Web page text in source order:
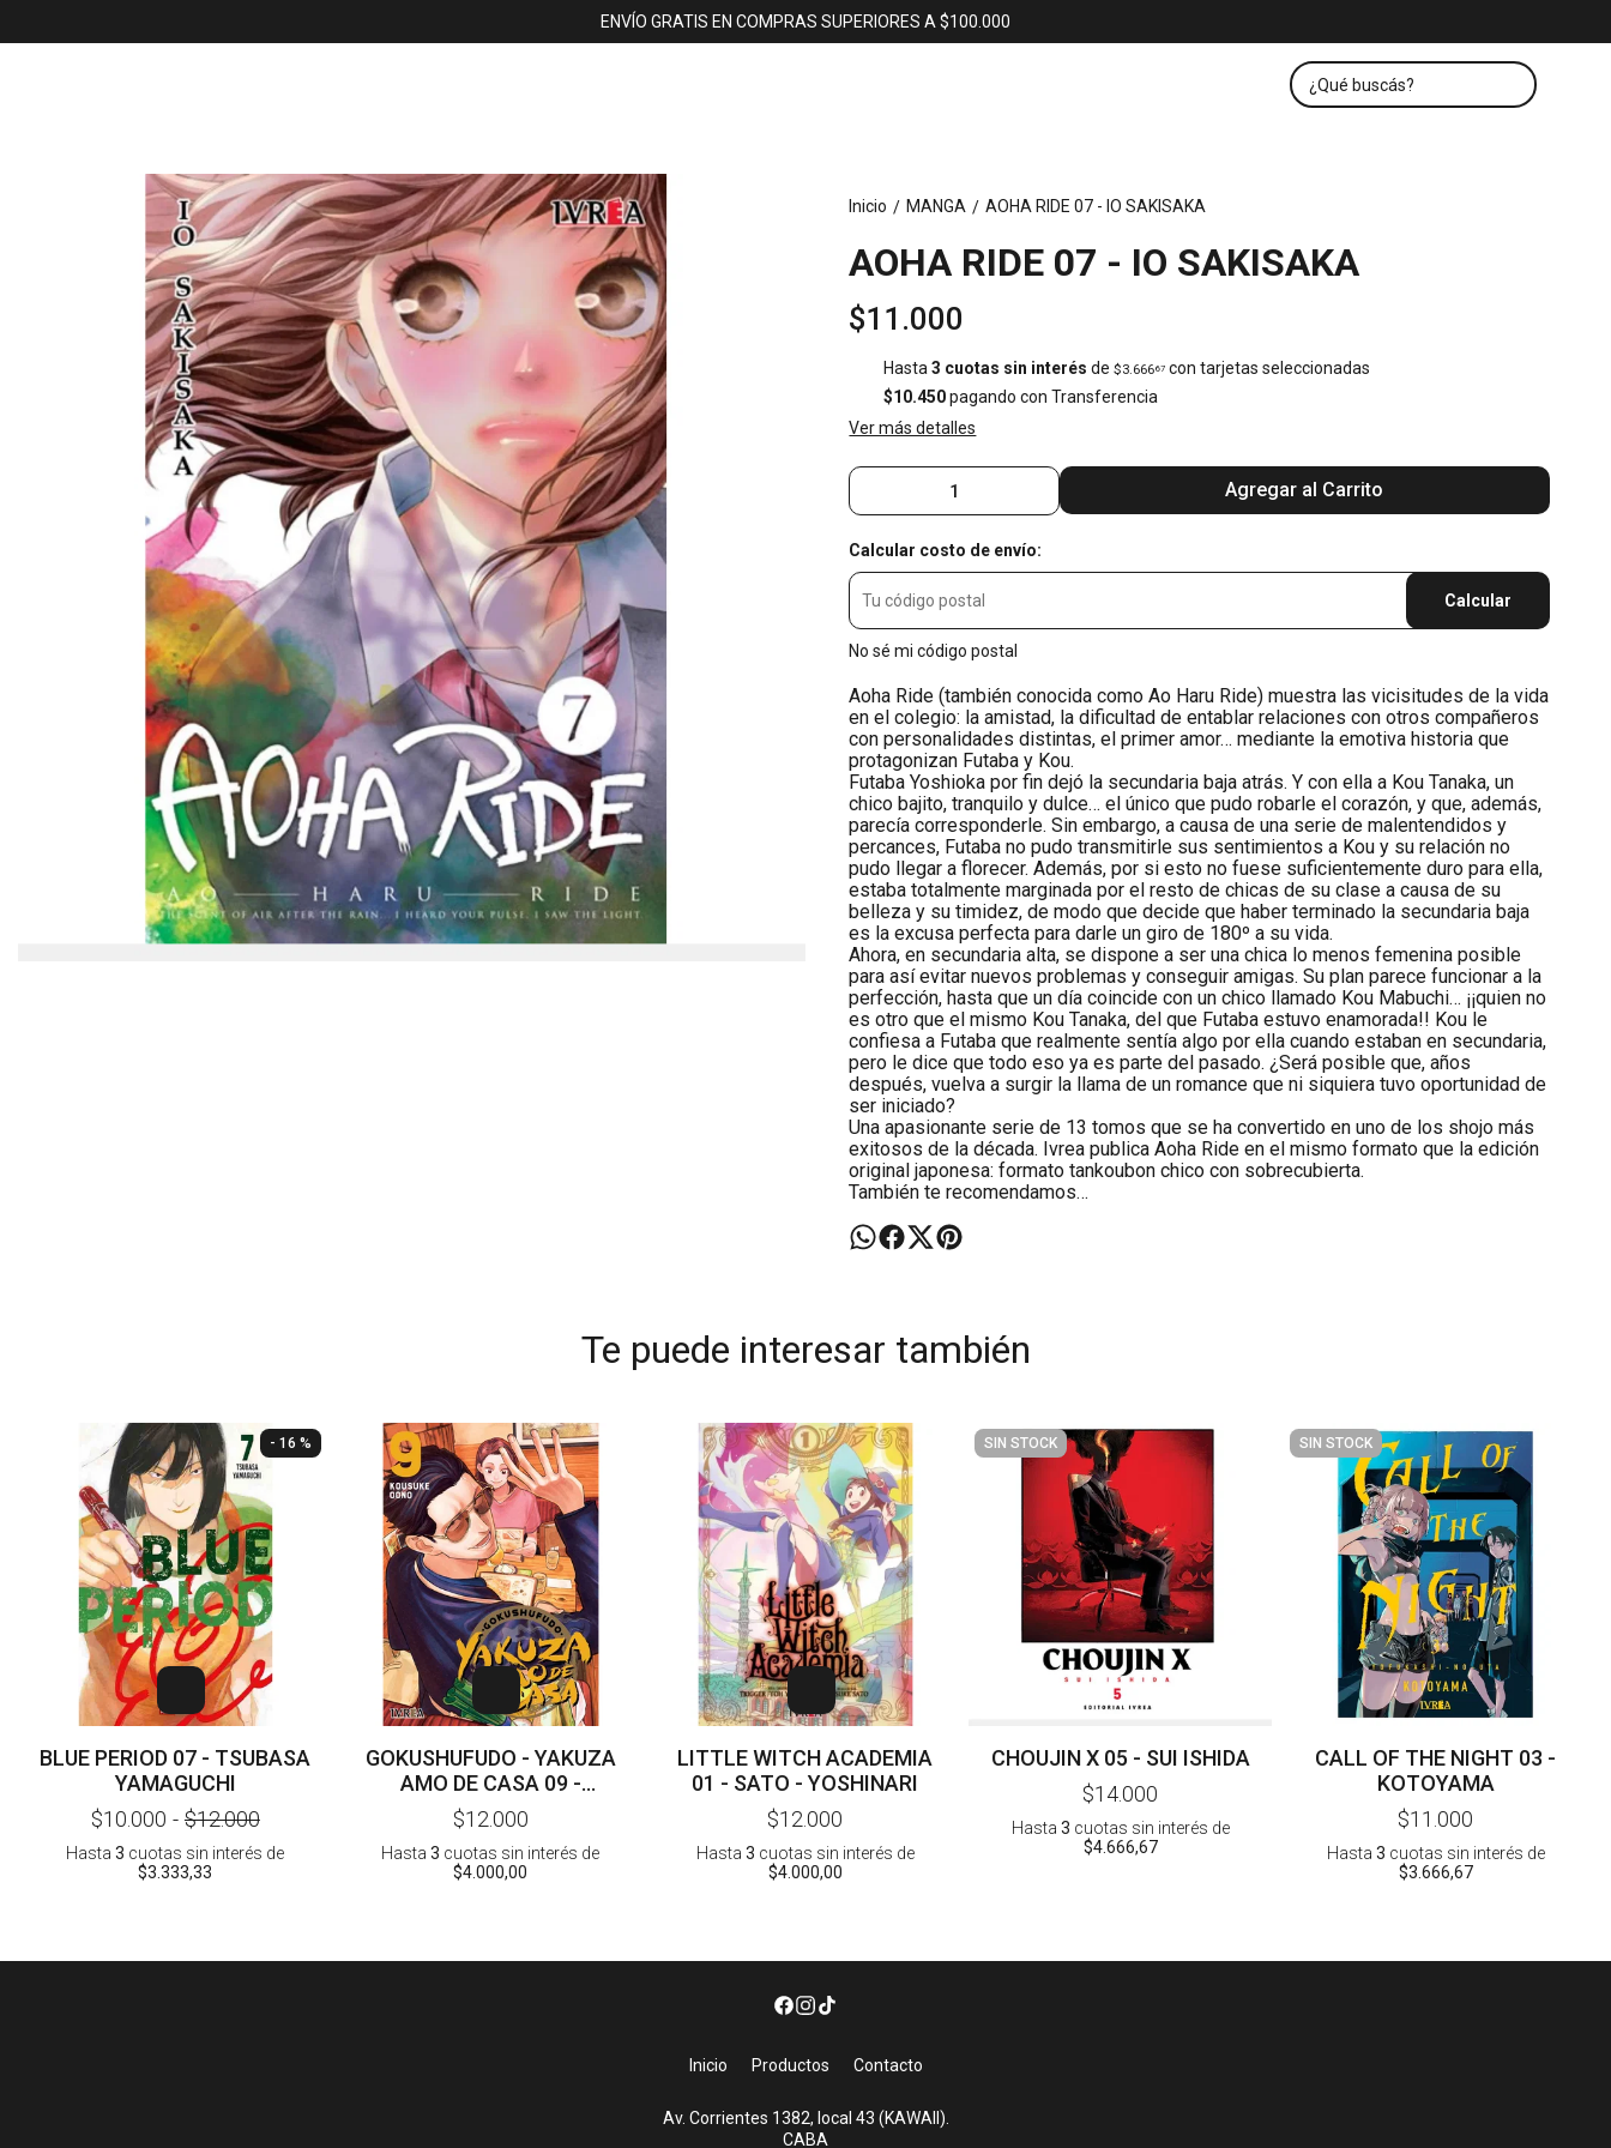
ENVÍO GRATIS EN COMPRAS SUPERIORES A $100.000
Inicio / MANGA / AOHA RIDE 07 - IO SAKISAKA
AOHA RIDE 07 - IO SAKISAKA
$11.000
Hasta3 cuotas sin interés de$3.66667 con tarjetas seleccionadas
$10.450pagando con Transferencia
Ver más detalles
Agregar al Carrito
Calcular costo de envío:
Calcular
No sé mi código postal
Aoha Ride (también conocida como Ao Haru Ride) muestra las vicisitudes de la vida
en el colegio: la amistad, la dificultad de entablar relaciones con otros compañeros
con personalidades distintas, el primer amor… mediante la emotiva historia que
protagonizan Futaba y Kou.
Futaba Yoshioka por fin dejó la secundaria baja atrás. Y con ella a Kou Tanaka, un
chico bajito, tranquilo y dulce… el único que pudo robarle el corazón, y que, además,
parecía corresponderle. Sin embargo, a causa de una serie de malentendidos y
percances, Futaba no pudo transmitirle sus sentimientos a Kou y su relación no
pudo llegar a florecer. Además, por si esto no fuese suficientemente duro para ella,
estaba totalmente marginada por el resto de chicas de su clase a causa de su
belleza y su timidez, de modo que decide que haber terminado la secundaria baja
es la excusa perfecta para darle un giro de 180º a su vida.
Ahora, en secundaria alta, se dispone a ser una chica lo menos femenina posible
para así evitar nuevos problemas y conseguir amigas. Su plan parece funcionar a la
perfección, hasta que un día coincide con un chico llamado Kou Mabuchi… ¡¡quien no
es otro que el mismo Kou Tanaka, del que Futaba estuvo enamorada!! Kou le
confiesa a Futaba que realmente sentía algo por ella cuando estaban en secundaria,
pero le dice que todo eso ya es parte del pasado. ¿Será posible que, años
después, vuelva a surgir la llama de un romance que ni siquiera tuvo oportunidad de
ser iniciado?
Una apasionante serie de 13 tomos que se ha convertido en uno de los shojo más
exitosos de la década. Ivrea publica Aoha Ride en el mismo formato que la edición
original japonesa: formato tankoubon chico con sobrecubierta.
También te recomendamos…
Te puede interesar también
- 16 %
BLUE PERIOD 07 - TSUBASA
YAMAGUCHI
$10.000 - $12.000
Hasta3 cuotas sin interés de
$3.333,33
GOKUSHUFUDO - YAKUZA
AMO DE CASA 09 -
KOUSUKE OONO
$12.000
Hasta3 cuotas sin interés de
$4.000,00
LITTLE WITCH ACADEMIA
01 - SATO - YOSHINARI
$12.000
Hasta 3 cuotas sin interés de
$4.000,00
SIN STOCK
CHOUJIN X 05 - SUI ISHIDA
$14.000
Hasta 3 cuotas sin interés de
$4.666,67
SIN STOCK
CALL OF THE NIGHT 03 -
KOTOYAMA
$11.000
Hasta 3 cuotas sin interés de
$3.666,67
Inicio Productos Contacto
Av. Corrientes 1382, local 43 (KAWAII).
CABA